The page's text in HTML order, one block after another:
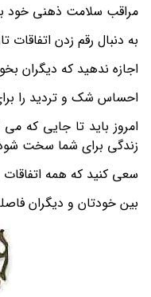
مراقب سلامت ذهنی خود
به دنبال رقم زدن اتفاقات
اجازه ندهید که دیگران
احساس شک و تردید را
امروز باید تا جایی که
زندگی برای شما سخت
سعی کنید که همه
بین خودتان و دیگران